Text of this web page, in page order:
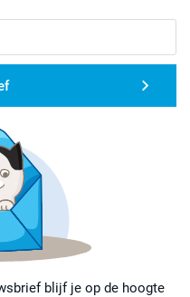
blijf je op de hoogte